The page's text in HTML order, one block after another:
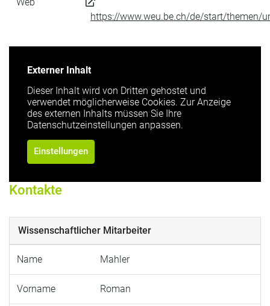
https://www.weu.be.ch/de/start/themen/
Externer Inhalt
Dieser Inhalt wird von Dritten gehostet und
verwendet möglicherweise Cookies. Zur Anzeige
des externen Inhalts müssen Sie Ihre
Datenschutzeinstellungen anpassen.
Einstellungen
Kontakte
Wissenschaftlicher Mitarbeiter
Name Mahler
Vorname Roman